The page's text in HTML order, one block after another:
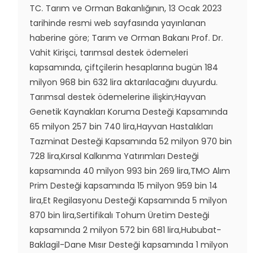
TC. Tarım ve Orman Bakanlığının, 13 Ocak 2023
tarihinde resmi web sayfasında yayınlanan
haberine göre; Tarım ve Orman Bakanı Prof. Dr.
Vahit Kirişci, tarımsal destek ödemeleri
kapsamında, çiftçilerin hesaplarına bugün 184
milyon 968 bin 632 lira aktarılacağını duyurdu.
Tarımsal destek ödemelerine ilişkin;Hayvan
Genetik Kaynakları Koruma Desteği Kapsamında
65 milyon 257 bin 740 lira,Hayvan Hastalıkları
Tazminat Desteği Kapsamında 52 milyon 970 bin
728 lira,Kırsal Kalkınma Yatırımları Desteği
kapsamında 40 milyon 993 bin 269 lira,TMO Alım
Prim Desteği kapsamında 15 milyon 959 bin 14
lira,Et Regilasyonu Desteği Kapsamında 5 milyon
870 bin lira,Sertifikalı Tohum Üretim Desteği
kapsamında 2 milyon 572 bin 681 lira,Hububat-
Baklagil-Dane Mısır Desteği kapsamında 1 milyon